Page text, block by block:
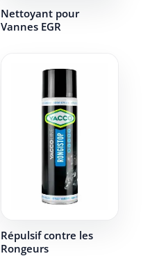
Nettoyant pour
Vannes EGR
Répulsif contre les
Rongeurs